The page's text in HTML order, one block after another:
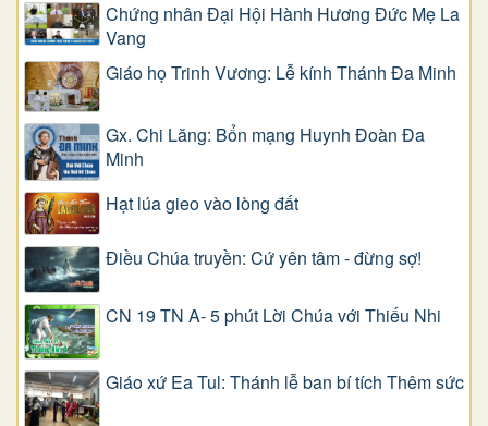
Chứng nhân Đại Hội Hành Hương Đức Mẹ La
Vang
Giáo họ Trinh Vương: Lễ kính Thánh Đa Minh
Gx. Chi Lăng: Bổn mạng Huynh Đoàn Đa
Minh
Hạt lúa gieo vào lòng đất
Điều Chúa truyền: Cứ yên tâm - đừng sợ!
CN 19 TN A- 5 phút Lời Chúa với Thiếu Nhi
Giáo xứ Ea Tul: Thánh lễ ban bí tích Thêm sức